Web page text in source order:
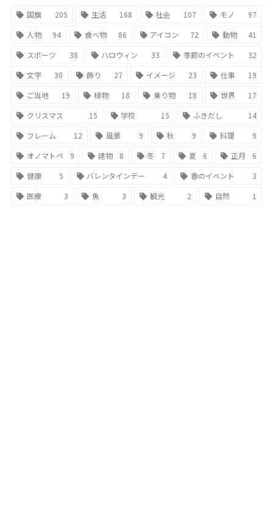
国旗 205 生活 168 社会 107 モノ
97
人物
94 食べ物 86 アイコン 72 動物
41
スポーツ
38 ハロウィン 33 季節のイベント
32
文字
30 飾り 27 イメージ 23 仕事
19
ご当地
19 植物 18 乗り物 18 世界
17
クリスマス
15 学校 15 ふきだし
14
フレーム
12 風景 9 秋 9 料理
9
オノマトペ
9 建物 8 冬 7 夏 6 正月
6
健康
5 バレンタインデー 4 春のイベント
3
医療
3 魚 3 観光 2 自然 1